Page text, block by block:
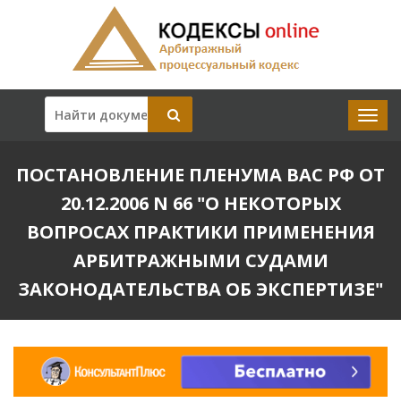
ПОСТАНОВЛЕНИЕ ПЛЕНУМА ВАС РФ ОТ
20.12.2006 N 66 "О НЕКОТОРЫХ
ВОПРОСАХ ПРАКТИКИ ПРИМЕНЕНИЯ
АРБИТРАЖНЫМИ СУДАМИ
ЗАКОНОДАТЕЛЬСТВА ОБ ЭКСПЕРТИЗЕ"